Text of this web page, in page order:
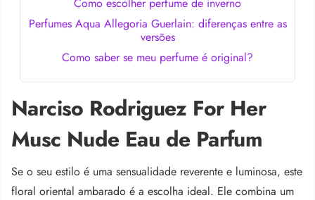
Perfumes Aqua Allegoria Guerlain: diferenças entre as
versões
Como saber se meu perfume é original?
Narciso Rodriguez For Her
Musc Nude Eau de Parfum
Se o seu estilo é uma sensualidade reverente e luminosa, este
floral oriental ambarado é a escolha ideal. Ele combina um